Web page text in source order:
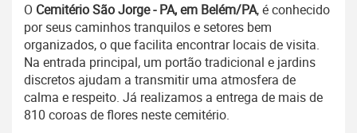
O Cemitério São Jorge - PA, em Belém/PA, é conhecido
por seus caminhos tranquilos e setores bem
organizados, o que facilita encontrar locais de visita.
Na entrada principal, um portão tradicional e jardins
discretos ajudam a transmitir uma atmosfera de
calma e respeito. Já realizamos a entrega de mais de
810 coroas de flores neste cemitério.